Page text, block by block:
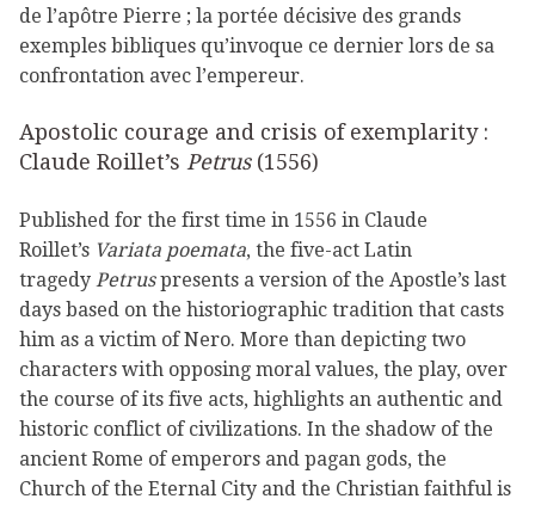
de l’apôtre Pierre ; la portée décisive des grands
exemples bibliques qu’invoque ce dernier lors de sa
confrontation avec l’empereur.
Apostolic courage and crisis of exemplarity :
Claude Roillet’s Petrus(1556)
Published for the first time in 1556 in Claude
Roillet’s Variata poemata, the five-act Latin
tragedy Petruspresents a version of the Apostle’s last
days based on the historiographic tradition that casts
him as a victim of Nero. More than depicting two
characters with opposing moral values, the play, over
the course of its five acts, highlights an authentic and
historic conflict of civilizations. In the shadow of the
ancient Rome of emperors and pagan gods, the
Church of the Eternal City and the Christian faithful is